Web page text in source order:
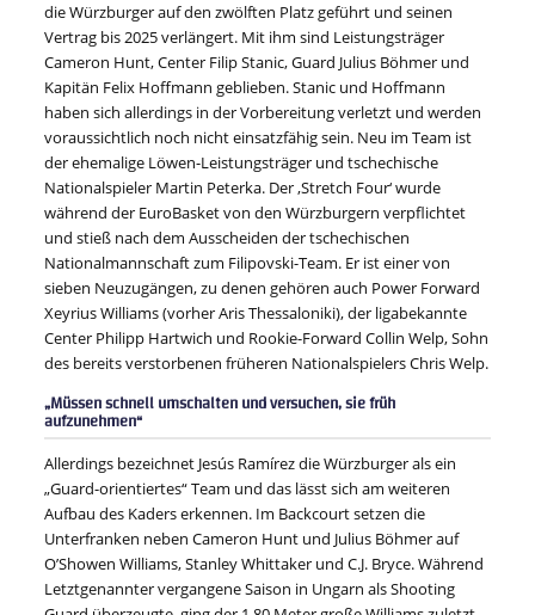
die Würzburger auf den zwölften Platz geführt und seinen
Vertrag bis 2025 verlängert. Mit ihm sind Leistungsträger
Cameron Hunt, Center Filip Stanic, Guard Julius Böhmer und
Kapitän Felix Hoffmann geblieben. Stanic und Hoffmann
haben sich allerdings in der Vorbereitung verletzt und werden
voraussichtlich noch nicht einsatzfähig sein. Neu im Team ist
der ehemalige Löwen-Leistungsträger und tschechische
Nationalspieler Martin Peterka. Der ,Stretch Four‘ wurde
während der EuroBasket von den Würzburgern verpflichtet
und stieß nach dem Ausscheiden der tschechischen
Nationalmannschaft zum Filipovski-Team. Er ist einer von
sieben Neuzugängen, zu denen gehören auch Power Forward
Xeyrius Williams (vorher Aris Thessaloniki), der ligabekannte
Center Philipp Hartwich und Rookie-Forward Collin Welp, Sohn
des bereits verstorbenen früheren Nationalspielers Chris Welp.
„Müssen schnell umschalten und versuchen, sie früh
aufzunehmen“
Allerdings bezeichnet Jesús Ramírez die Würzburger als ein
„Guard-orientiertes“ Team und das lässt sich am weiteren
Aufbau des Kaders erkennen. Im Backcourt setzen die
Unterfranken neben Cameron Hunt und Julius Böhmer auf
O’Showen Williams, Stanley Whittaker und C.J. Bryce. Während
Letztgenannter vergangene Saison in Ungarn als Shooting